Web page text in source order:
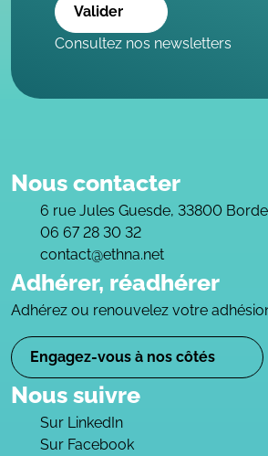
Valider
Consultez nos newsletters
Nous contacter
6 rue Jules Guesde, 33800
06 67 28 30 32
contact@ethna.net
Adhérer, réadhérer
Adhérez ou renouvelez votre
Engagez-vous à nos côtés
Nous suivre
Sur LinkedIn
Sur Facebook